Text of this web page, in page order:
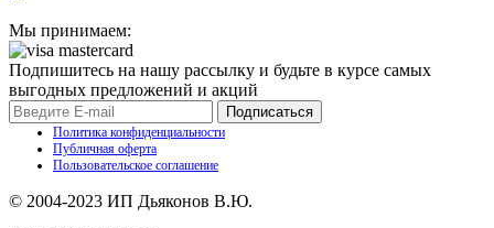
Мы принимаем:
Подпишитесь на нашу рассылку и будьте в курсе самых
выгодных предложений и акций
Подписаться
Политика конфиденциальности
Публичная оферта
Пользовательское соглашение
© 2004-2023 ИП Дьяконов В.Ю.